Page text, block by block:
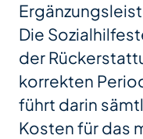
Die
der
korrekten
führt darin
Kosten für das